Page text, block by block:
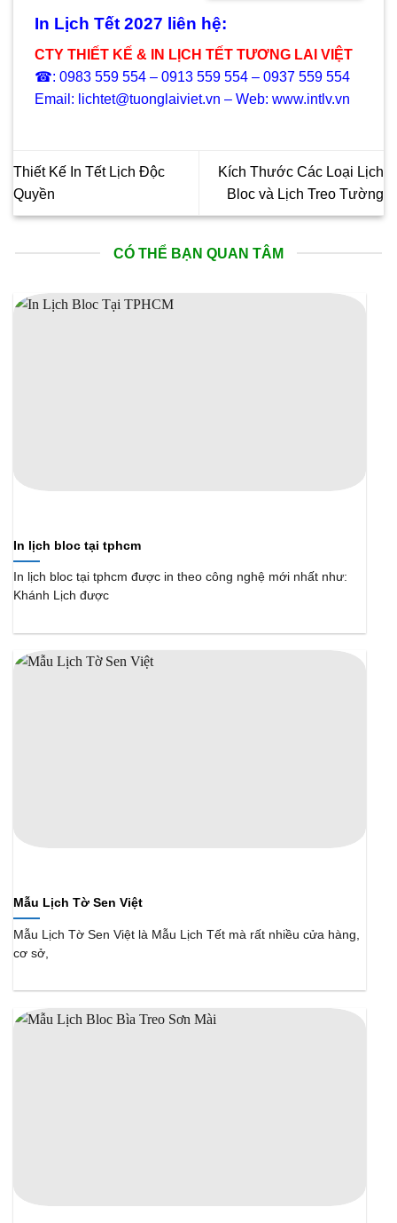
In Lịch Tết 2027 liên hệ:
CTY THIẾT KẾ & IN LỊCH TẾT TƯƠNG LAI VIỆT
☎: 0983 559 554 – 0913 559 554 – 0937 559 554
Email: lichtet@tuonglaiviet.vn – Web: www.intlv.vn
Thiết Kế In Tết Lịch Độc
Quyền
Kích Thước Các Loại Lịch
Bloc và Lịch Treo Tường
CÓ THỂ BẠN QUAN TÂM
In lịch bloc tại tphcm
In lịch bloc tại tphcm được in theo công nghệ mới nhất như:
Khánh Lịch được
Mẫu Lịch Tờ Sen Việt
Mẫu Lịch Tờ Sen Việt là Mẫu Lịch Tết mà rất nhiều cửa hàng,
cơ sở,